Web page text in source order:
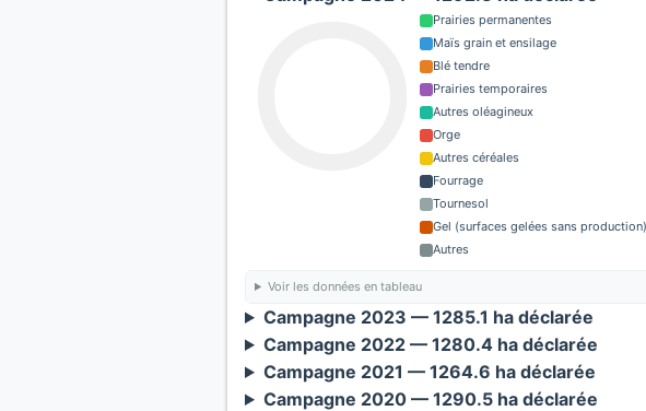
Prairies permanentes
Maïs grain et ensilage
Blé tendre
Prairies temporaires
Autres oléagineux
Orge
Autres céréales
Fourrage
Tournesol
Gel (surfaces gelées sans production)
Autres
Voir les données en tableau
Campagne 2023 — 1285.1 ha déclarée
Campagne 2022 — 1280.4 ha déclarée
Campagne 2021 — 1264.6 ha déclarée
Campagne 2020 — 1290.5 ha déclarée